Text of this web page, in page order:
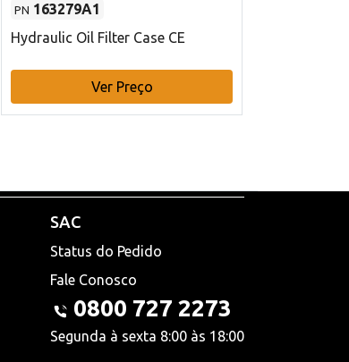
PN 163279A1
Hydraulic Oil Filter Case CE
Ver Preço
SAC
Status do Pedido
Fale Conosco
0800 727 2273
Segunda à sexta 8:00 às 18:00